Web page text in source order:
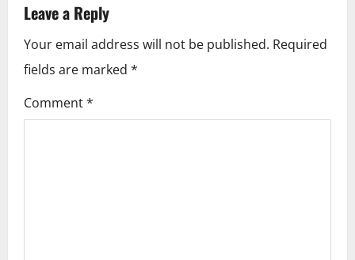
a
v
i
g
Leave a Reply
Your email address will not be published. Required
fields are marked *
Comment*